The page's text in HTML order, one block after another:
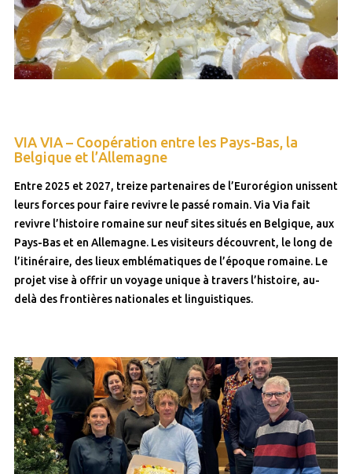
VIA VIA – Coopération entre les Pays-Bas, la
Belgique et l’Allemagne
Entre 2025 et 2027, treize partenaires de l’Eurorégion unissent
leurs forces pour faire revivre le passé romain. Via Via fait
revivre l’histoire romaine sur neuf sites situés en Belgique, aux
Pays-Bas et en Allemagne. Les visiteurs découvrent, le long de
l’itinéraire, des lieux emblématiques de l’époque romaine. Le
projet vise à offrir un voyage unique à travers l’histoire, au-
delà des frontières nationales et linguistiques.